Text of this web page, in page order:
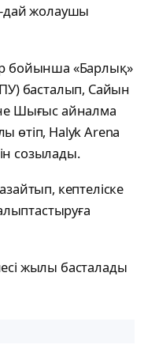
дай жолаушы
бойынша «Барлық»
басталып, Сайын
Шығыс айналма
өтіп, Halyk Arena
созылады.
кептеліске
жылы басталады